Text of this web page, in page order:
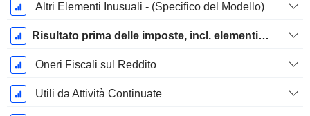
Altri Elementi Inusuali - (Specifico del Modello)
Risultato prima delle imposte, incl. elementi insoliti
Oneri Fiscali sul Reddito
Utili da Attività Continuate